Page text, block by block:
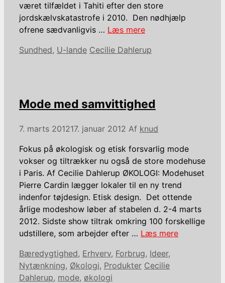
været tilfældet i Tahiti efter den store
jordskælvskatastrofe i 2010. Den nødhjælp
ofrene sædvanligvis … Læs mere
Kategorier
Sundhed, U-lande Tags
Cecilie Dahlerup
Mode med samvittighed
7. marts 201217. januar 2012 Af knud
Fokus på økologisk og etisk forsvarlig mode
vokser og tiltrækker nu også de store modehuse
i Paris. Af Cecilie Dahlerup ØKOLOGI: Modehuset
Pierre Cardin lægger lokaler til en ny trend
indenfor tøjdesign. Etisk design. Det ottende
årlige modeshow løber af stabelen d. 2-4 marts
2012. Sidste show tiltrak omkring 100 forskellige
udstillere, som arbejder efter … Læs mere
Kategorier
Bæredygtighed, Erhverv, Forbrug, Ideer,
Nytænkning, Økologi, Produkter Tags
Cecilie
Dahlerup, mode, økologi